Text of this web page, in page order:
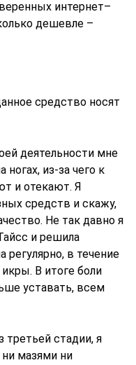
интернет–
дешевле –
средство носят
деятельности мне
ногах, из-за чего к
и отекают. Я
средств и скажу,
Не так давно я
и решила
регулярно, в течение
В итоге боли
уставать, всем
третьей стадии, я
ни мазями ни